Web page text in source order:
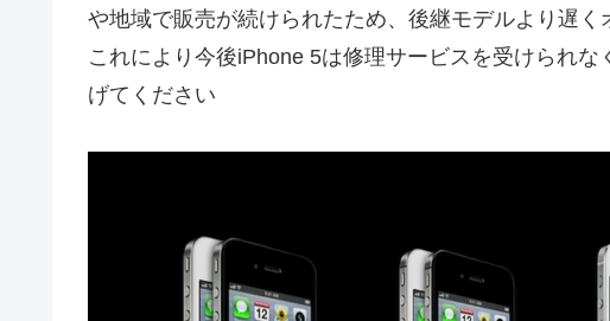
や地域で販売が続けられたため、後継モデルより遅く
これにより今後iPhone 5は修理サービスを受けられ
げてください